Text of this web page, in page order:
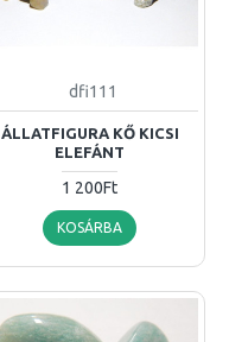
dfi111
ÁLLATFIGURA KŐ KICSI
ELEFÁNT
1 200Ft
KOSÁRBA